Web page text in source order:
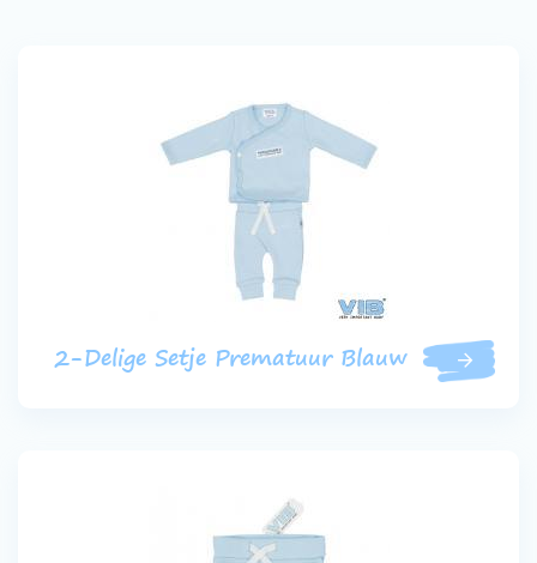
2-Delige Setje Prematuur Blauw